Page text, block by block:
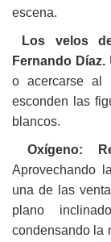
escena.
Los velos
Fernando Díaz.
o acercarse al
esconden las
blancos.
Oxígeno:
Aprovechando
una de las
plano
condensando la